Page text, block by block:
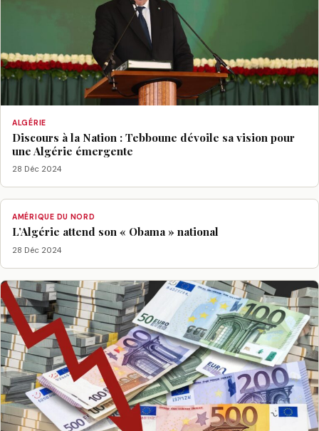
ALGÉRIE
Discours à la Nation : Tebboune dévoile sa vision pour
une Algérie émergente
28 Déc 2024
AMÉRIQUE DU NORD
L’Algérie attend son « Obama » national
28 Déc 2024